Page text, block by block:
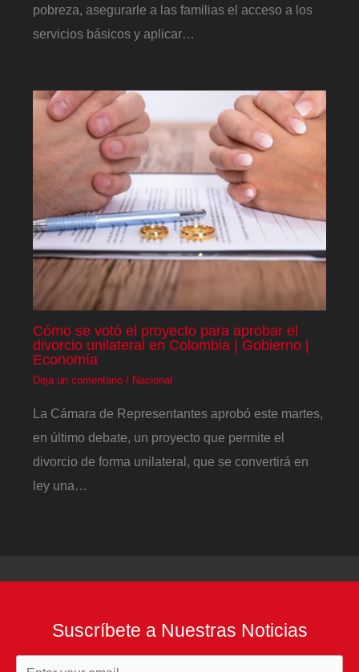
pobreza, asegurarle a las familias el acceso a los
servicios básicos y aplicar…
Cómo se votó el proyecto para aprobar el
divorcio unilateral en Colombia | Gobierno |
Economía
Deja un comentario / Nacional
La Cámara de Representantes aprobó este martes,
en último debate, un proyecto que permite el
divorcio de forma unilateral, que se convertirá en
ley una…
Suscríbete a Nuestras Noticias